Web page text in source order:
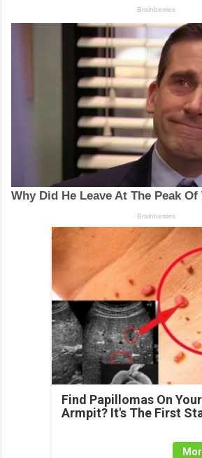
Find Papillomas On
Armpit? It's The First